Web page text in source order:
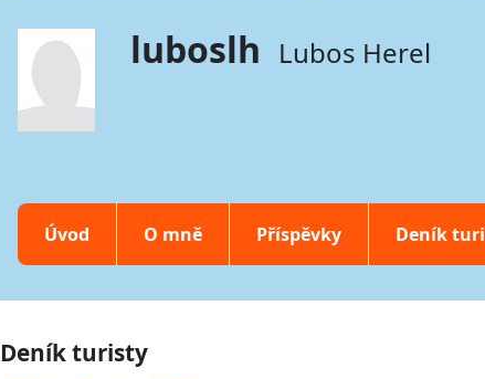
luboslh Lubos Herel
Úvod O mně Příspěvky Deník
Deník turisty